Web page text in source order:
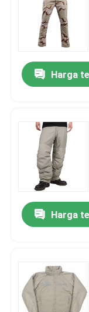
Kemeja Taktis
Mantel Musim
Rompi Taktis
Sepatu Bot
Sepatu Gaun
Perlengkapan
Harga
Harga